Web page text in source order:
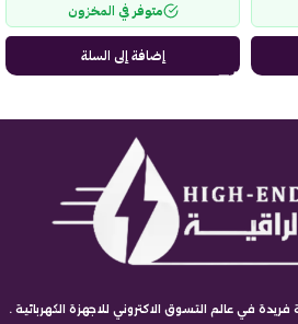
متوفر في المخزون
إضافة إلى السلة
فريدة في عالم التسوق الاكتروني للاجهزة الكهربائية .